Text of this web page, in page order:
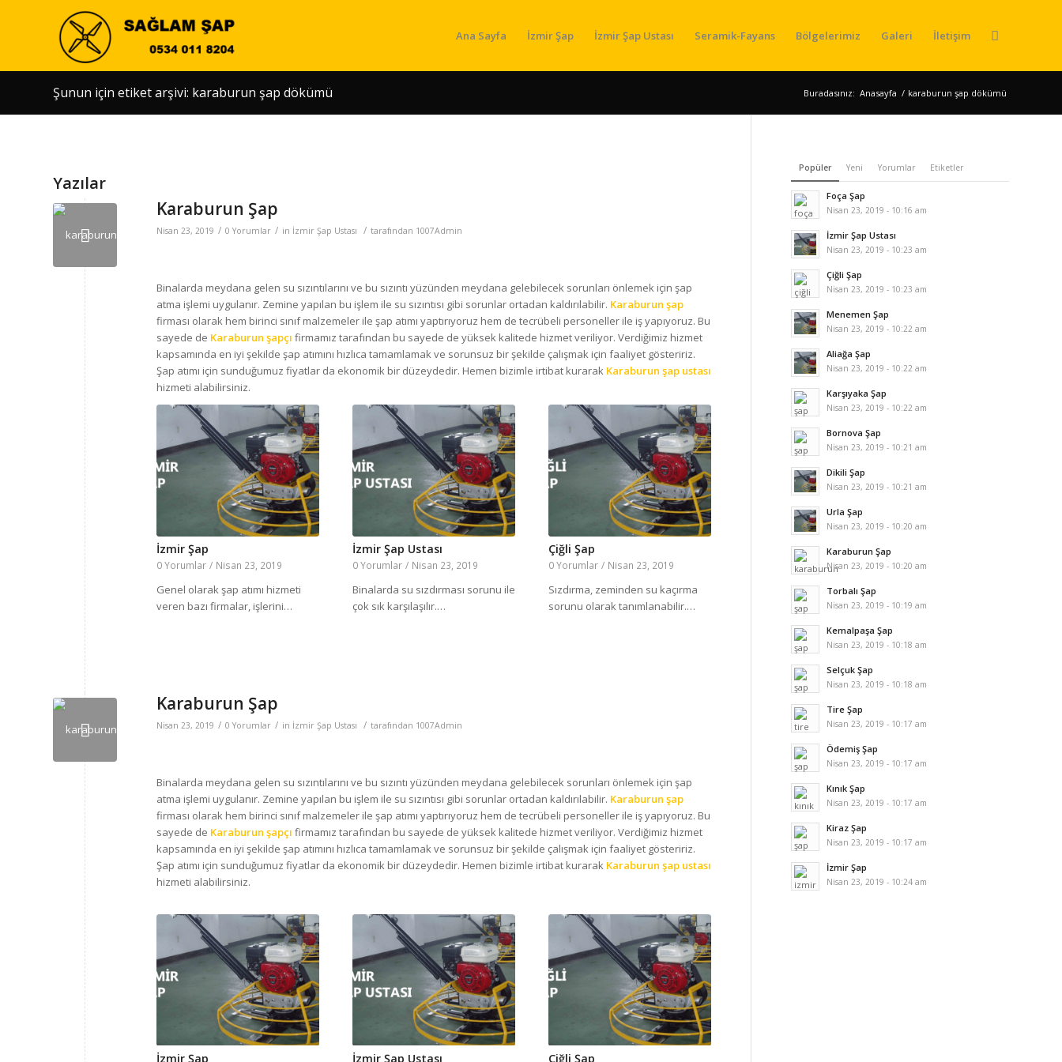
Ana Sayfa İzmir Şap İzmir Şap Ustası Seramik-Fayans Bölgelerimiz Galeri İletişim
Şunun için etiket arşivi: karaburun şap dökümü Buradasınız: Anasayfa / karaburun şap dökümü
Yazılar
Karaburun Şap
Nisan 23, 2019 / 0 Yorumlar / in İzmir Şap Ustası / tarafından 1007Admin
Binalarda meydana gelen su sızıntılarını ve bu sızıntı yüzünden meydana gelebilecek sorunları önlemek için şap
atma işlemi uygulanır. Zemine yapılan bu işlem ile su sızıntısı gibi sorunlar ortadan kaldırılabilir. Karaburun şap
firması olarak hem birinci sınıf malzemeler ile şap atımı yaptırıyoruz hem de tecrübeli personeller ile iş yapıyoruz. Bu
sayede de Karaburun şapçı firmamız tarafından bu sayede de yüksek kalitede hizmet veriliyor. Verdiğimiz hizmet
kapsamında en iyi şekilde şap atımını hızlıca tamamlamak ve sorunsuz bir şekilde çalışmak için faaliyet gösteririz.
Şap atımı için sunduğumuz fiyatlar da ekonomik bir düzeydedir. Hemen bizimle irtibat kurarak Karaburun şap ustası
hizmeti alabilirsiniz.
İzmir Şap
0 Yorumlar / Nisan 23, 2019
Genel olarak şap atımı hizmeti
veren bazı firmalar, işlerini…
İzmir Şap Ustası
0 Yorumlar / Nisan 23, 2019
Binalarda su sızdırması sorunu ile
çok sık karşılaşılır.…
Çiğli Şap
0 Yorumlar / Nisan 23, 2019
Sızdırma, zeminden su kaçırma
sorunu olarak tanımlanabilir.…
Karaburun Şap
Nisan 23, 2019 / 0 Yorumlar / in İzmir Şap Ustası / tarafından 1007Admin
Binalarda meydana gelen su sızıntılarını ve bu sızıntı yüzünden meydana gelebilecek sorunları önlemek için şap
atma işlemi uygulanır. Zemine yapılan bu işlem ile su sızıntısı gibi sorunlar ortadan kaldırılabilir. Karaburun şap
firması olarak hem birinci sınıf malzemeler ile şap atımı yaptırıyoruz hem de tecrübeli personeller ile iş yapıyoruz. Bu
sayede de Karaburun şapçı firmamız tarafından bu sayede de yüksek kalitede hizmet veriliyor. Verdiğimiz hizmet
kapsamında en iyi şekilde şap atımını hızlıca tamamlamak ve sorunsuz bir şekilde çalışmak için faaliyet gösteririz.
Şap atımı için sunduğumuz fiyatlar da ekonomik bir düzeydedir. Hemen bizimle irtibat kurarak Karaburun şap ustası
hizmeti alabilirsiniz.
İzmir Şap İzmir Şap Ustası Çiğli Şap
Popüler Yeni Yorumlar Etiketler
Foça Şap
Nisan 23, 2019 - 10:16 am
İzmir Şap Ustası
Nisan 23, 2019 - 10:23 am
Çiğli Şap
Nisan 23, 2019 - 10:23 am
Menemen Şap
Nisan 23, 2019 - 10:22 am
Aliağa Şap
Nisan 23, 2019 - 10:22 am
Karşıyaka Şap
Nisan 23, 2019 - 10:22 am
Bornova Şap
Nisan 23, 2019 - 10:21 am
Dikili Şap
Nisan 23, 2019 - 10:21 am
Urla Şap
Nisan 23, 2019 - 10:20 am
Karaburun Şap
Nisan 23, 2019 - 10:20 am
Torbalı Şap
Nisan 23, 2019 - 10:19 am
Kemalpaşa Şap
Nisan 23, 2019 - 10:18 am
Selçuk Şap
Nisan 23, 2019 - 10:18 am
Tire Şap
Nisan 23, 2019 - 10:17 am
Ödemiş Şap
Nisan 23, 2019 - 10:17 am
Kınık Şap
Nisan 23, 2019 - 10:17 am
Kiraz Şap
Nisan 23, 2019 - 10:17 am
İzmir Şap
Nisan 23, 2019 - 10:24 am